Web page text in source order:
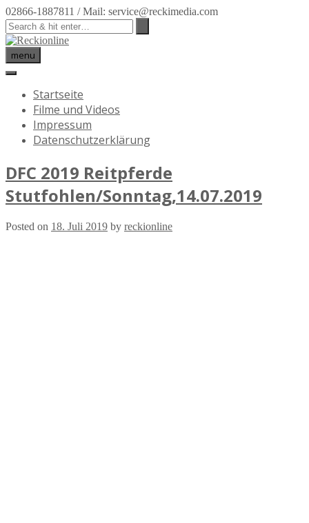
02866-1887811 / Mail: service@reckimedia.com
menu
Startseite
Filme und Videos
Impressum
Datenschutzerklärung
DFC 2019 Reitpferde
Stutfohlen/Sonntag,14.07.2019
Posted on 18. Juli 2019 by reckionline